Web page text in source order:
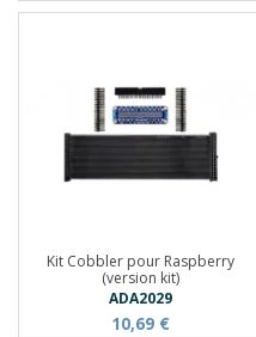
Kit Cobbler pour Raspberry
(version kit)
ADA2029
10,69 €